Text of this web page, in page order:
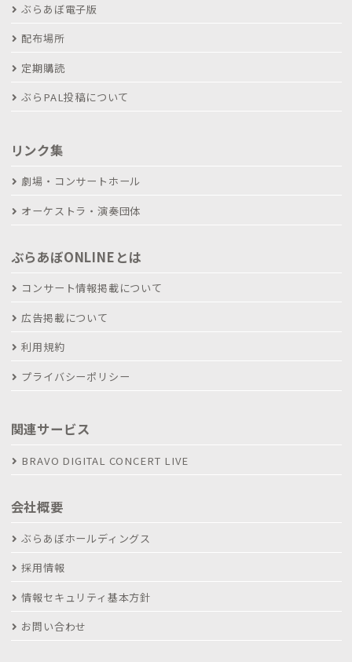
ぶらあぼ電子版
配布場所
定期購読
ぶらPAL投稿について
リンク集
劇場・コンサートホール
オーケストラ・演奏団体
ぶらあぼONLINEとは
コンサート情報掲載について
広告掲載について
利用規約
プライバシーポリシー
関連サービス
BRAVO DIGITAL CONCERT LIVE
会社概要
ぶらあぼホールディングス
採用情報
情報セキュリティ基本方針
お問い合わせ